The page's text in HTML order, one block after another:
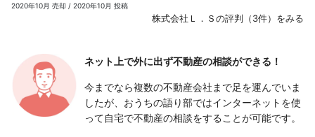
2020年10月 売却 / 2020年10月 投稿
株式会社Ｌ．Ｓの評判（3件）をみる
ネット上で外に出ず不動産の相談ができる！
今までなら複数の不動産会社まで足を運んでいま
したが、おうちの語り部ではインターネットを使
って自宅で不動産の相談をすることが可能です。